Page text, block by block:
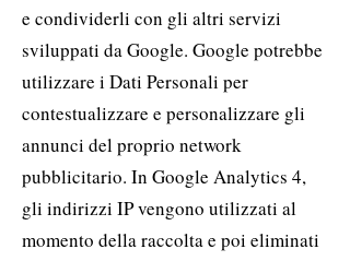
e condividerli con gli altri servizi
sviluppati da Google. Google potrebbe
utilizzare i Dati Personali per
contestualizzare e personalizzare gli
annunci del proprio network
pubblicitario. In Google Analytics 4,
gli indirizzi IP vengono utilizzati al
momento della raccolta e poi eliminati